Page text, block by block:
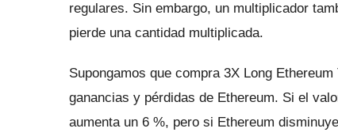
regulares. Sin embargo, un multiplicador
pierde una cantidad multiplicada.
Supongamos que compra 3X Long
ganancias y pérdidas de Ethereum. Si el
aumenta un 6 %, pero si Ethereum